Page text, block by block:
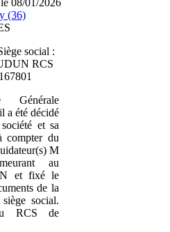
(36)
social :
RCS
Générale
a été décidé
et sa
compter du
M
au
et fixé le
de la
social.
RCS de